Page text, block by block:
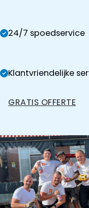
24/7 spoedservice
Klantvriendelijke
GRATIS OFFERTE